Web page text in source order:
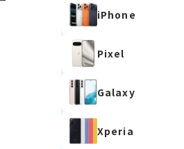
iPhone
Pixel
Galaxy
Xperia